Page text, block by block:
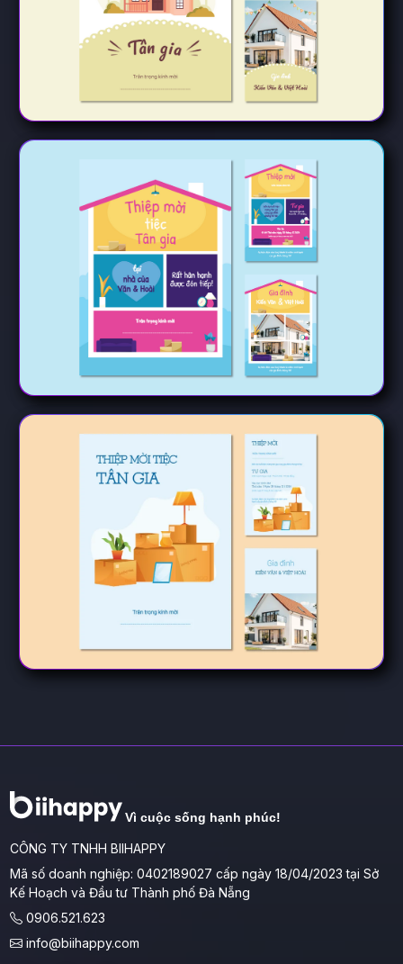
Vì cuộc sống hạnh phúc!
CÔNG TY TNHH BIIHAPPY
Mã số doanh nghiệp: 0402189027 cấp ngày 18/04/2023 tại Sở
Kế Hoạch và Đầu tư Thành phố Đà Nẵng
0906.521.623
info@biihappy.com